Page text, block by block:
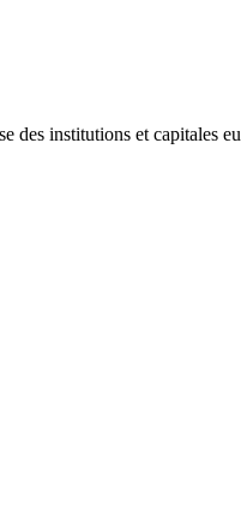
des institutions et capitales